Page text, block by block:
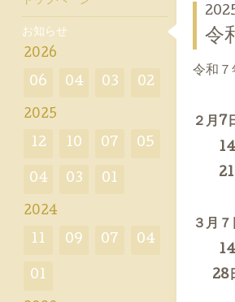
令
令和７
２月7
14
21日
３月
14
28日
お知らせ
2026
06 04 03 02
2025
12 10 07 05
04 03 01
2024
11 09 07 04
01